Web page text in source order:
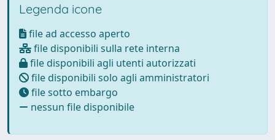
Legenda icone
file ad accesso aperto
file disponibili sulla rete interna
file disponibili agli utenti autorizzati
file disponibili solo agli amministratori
file sotto embargo
nessun file disponibile